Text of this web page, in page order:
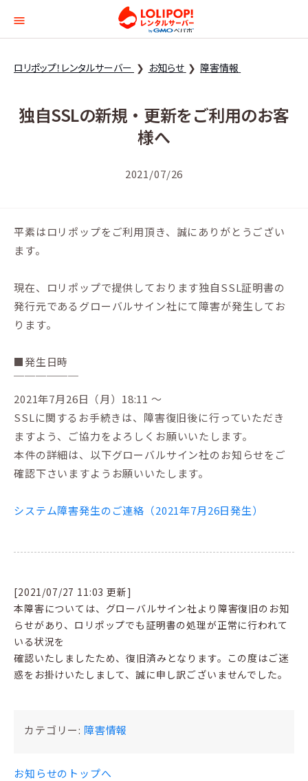
ロリポップ！レンタル
ロリポップ！レンタルサーバー お知らせ 障害情報
独自SSLの新規・更新をご利用のお客
様へ
2021/07/26
平素はロリポップをご利用頂き、誠にありがとうござい
ます。
現在、ロリポップで提供しております独自SSL証明書の
発行元であるグローバルサイン社にて障害が発生してお
ります。
■発生日時
￣￣￣￣￣￣
2021年7月26日（月）18:11 ～
SSLに関するお手続きは、障害復旧後に行っていただき
ますよう、ご協力をよろしくお願いいたします。
本件の詳細は、以下グローバルサイン社のお知らせをご
確認下さいますようお願いいたします。
システム障害発生のご連絡（2021年7月26日発生）
[2021/07/27 11:03 更新]
本障害については、グローバルサイン社より障害復旧のお知
らせがあり、ロリポップでも証明書の処理が正常に行われて
いる状況を
確認いたしましたため、復旧済みとなります。この度はご迷
惑をお掛けいたしまして、誠に申し訳ございませんでした。
カテゴリー: 障害情報
お知らせのトップへ